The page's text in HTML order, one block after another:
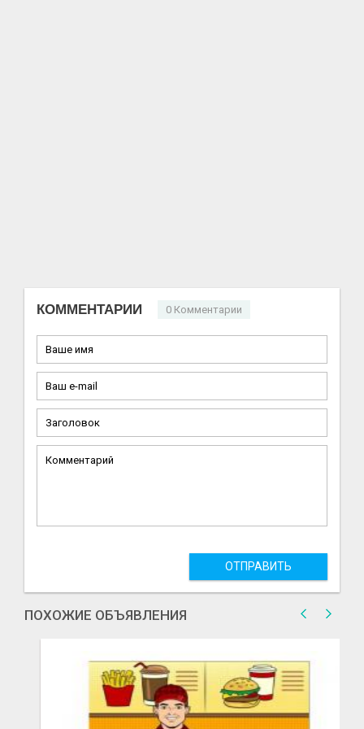
КОММЕНТАРИИ 0 Комментарии
ОТПРАВИТЬ
ПОХОЖИЕ ОБЪЯВЛЕНИЯ